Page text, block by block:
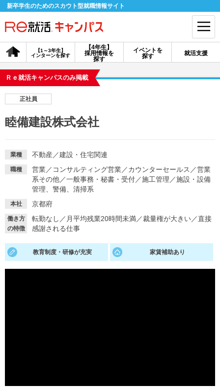
新卒学生のためのスカウト型就職情報サイト
【4年生】
採用情報を
探す
【1～3年生】
インターンを探す
イベントを
探す
就活支援
会員登録 ログイン
探す
イベントを探す スカウト お知らせ
就活ノウハウが満載！ お役立ち記事・相談室など
Ｒｅ就活キャンパスのみ掲載
正社員
睦備建設株式会社
業種 不動産／建設・住宅関連
職種 営業／ コンサルティング営業／カウンターセールス ／営業
系その他／一般事務・秘書・受付／施工管理 ／施設・設備
管理、警備、清掃系
本社 京都府
働き方
の特徴
転勤なし ／ 月平均残業20時間未満／裁量権が大きい／直接
感謝される仕事
教育制度・研修が充実 家賃補助あり